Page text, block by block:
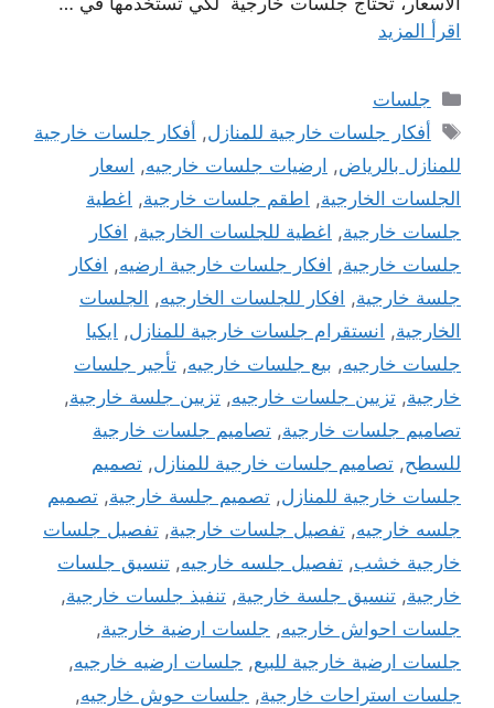
اقرأ المزيد
التصنيفات
جلسات
الوسوم
أفكار جلسات خارجية للمنازل, أفكار جلسات خارجية
للمنازل بالرياض, ارضيات جلسات خارجيه, اسعار
الجلسات الخارجية, اطقم جلسات خارجية, اغطية
جلسات خارجية, اغطية للجلسات الخارجية, افكار
جلسات خارجية, افكار جلسات خارجية ارضيه, افكار
جلسة خارجية, افكار للجلسات الخارجيه, الجلسات
الخارجية, انستقرام جلسات خارجية للمنازل, ايكيا
جلسات خارجيه, بيع جلسات خارجيه, تأجير جلسات
خارجية, تزيين جلسات خارجيه, تزيين جلسة خارجية,
تصاميم جلسات خارجية, تصاميم جلسات خارجية
للسطح, تصاميم جلسات خارجية للمنازل, تصميم
جلسات خارجية للمنازل, تصميم جلسة خارجية, تصميم
جلسه خارجيه, تفصيل جلسات خارجية, تفصيل جلسات
خارجية خشب, تفصيل جلسه خارجيه, تنسيق جلسات
خارجية, تنسيق جلسة خارجية, تنفيذ جلسات خارجية,
جلسات احواش خارجيه, جلسات ارضية خارجية,
جلسات ارضية خارجية للبيع, جلسات ارضيه خارجيه,
جلسات استراحات خارجية, جلسات حوش خارجيه,